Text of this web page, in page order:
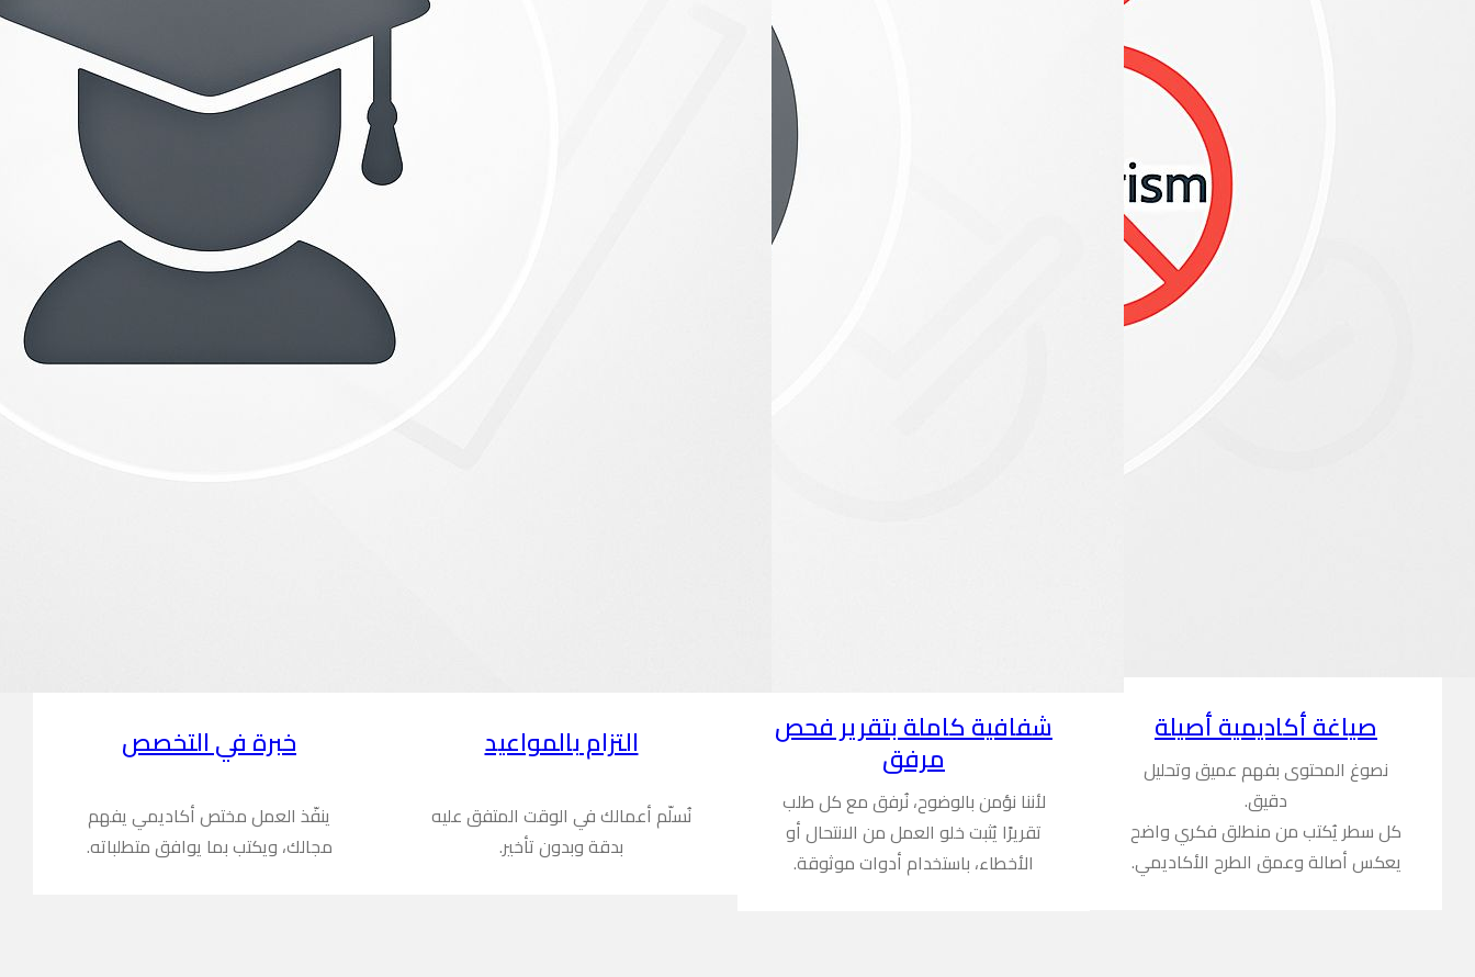
صياغة أكاديمية أصيلة
نصوغ المحتوى بفهم عميق وتحليل
دقيق.
كل سطر يُكتب من منطلق فكري واضح
يعكس أصالة وعمق الطرح الأكاديمي.
شفافية كاملة بتقرير فحص
مرفق
لأننا نؤمن بالوضوح، نُرفق مع كل طلب
تقريرًا يُثبت خلو العمل من الانتحال أو
الأخطاء، باستخدام أدوات موثوقة.
التزام بالمواعيد
نُسلّم أعمالك في الوقت المتفق عليه
بدقة وبدون تأخير.
خبرة في التخصص
ينفّذ العمل مختص أكاديمي يفهم
مجالك، ويكتب بما يوافق متطلباته.